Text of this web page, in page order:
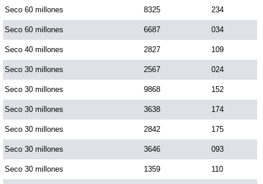
Seco 60 millones 8325 234
Seco 60 millones 6687 034
Seco 40 millones 2827 109
Seco 30 millones 2567 024
Seco 30 millones 9868 152
Seco 30 millones 3638 174
Seco 30 millones 2842 175
Seco 30 millones 3646 093
Seco 30 millones 1359 110